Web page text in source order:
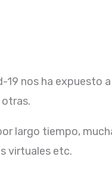
19 nos ha expuesto
largo tiempo,
virtuales etc.